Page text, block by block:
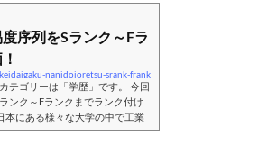
序列をSランク～Fラ
nanidojoretsu-srank-frank
テゴリーは「学歴」です。 今回
ンク～Fランクまでランク付け
本にある様々な大学の中で工業
が存在します。総合大学ではな